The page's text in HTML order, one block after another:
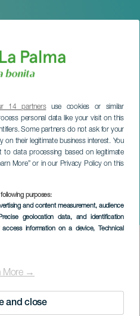
14 partnersuse cookies or similar
personal data like your visit on this
Some partners do not ask for your
their legitimate business interest. You
data processing based on legitimate
More” or in our Privacy Policy on this
purposes:
and content measurement, audience
geolocation data, and identification
information on a device, Technical
More →
and close
van El